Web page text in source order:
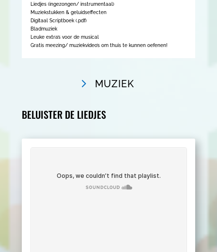
Liedjes (ingezongen/ instrumentaal)
Muziekstukken & geluidseffecten
Digitaal Scriptboek (.pdf)
Bladmuziek
Leuke extra’s voor de musical
Gratis meezing/ muziekvideo’s om thuis te kunnen oefenen!
MUZIEK
BELUISTER DE LIEDJES